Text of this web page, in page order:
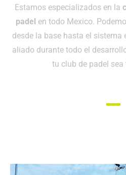
Estamos especializados en la
padel en todo Mexico.
desde la base hasta el sistema
aliado durante todo el
tu club de padel sea